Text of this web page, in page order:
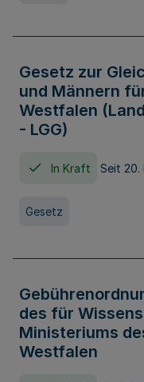
Gesetz zur
und Männern
Westfalen
- LGG)
In Kraft Seit 20.
Gesetz
des für
Ministeriums
Westfalen